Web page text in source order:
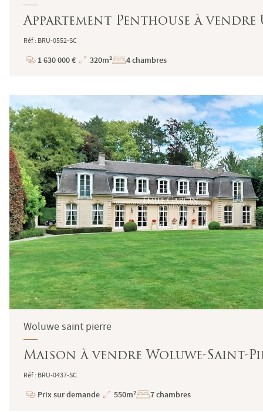
Appartement Penthouse à
Réf : BRU-0552-SC
Prix
1 630 000 €
Superficie
320m² 4 chambres
Woluwe saint pierre
Maison à vendre Woluwe-Saint-
Réf : BRU-0437-SC
Prix
Prix sur demande
Superficie
550m² 7 chambres